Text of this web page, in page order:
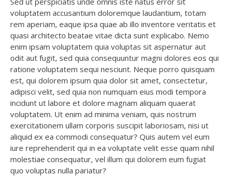
voluptatem accusantium doloremque laudantium, totam
rem aperiam, eaque ipsa quae ab illo inventore veritatis et
quasi architecto beatae vitae dicta sunt explicabo. Nemo
enim ipsam voluptatem quia voluptas sit aspernatur aut
odit aut fugit, sed quia consequuntur magni dolores eos qui
ratione voluptatem sequi nesciunt. Neque porro quisquam
est, qui dolorem ipsum quia dolor sit amet, consectetur,
adipisci velit, sed quia non numquam eius modi tempora
incidunt ut labore et dolore magnam aliquam quaerat
voluptatem. Ut enim ad minima veniam, quis nostrum
exercitationem ullam corporis suscipit laboriosam, nisi ut
aliquid ex ea commodi consequatur? Quis autem vel eum
iure reprehenderit qui in ea voluptate velit esse quam nihil
molestiae consequatur, vel illum qui dolorem eum fugiat
quo voluptas nulla pariatur?